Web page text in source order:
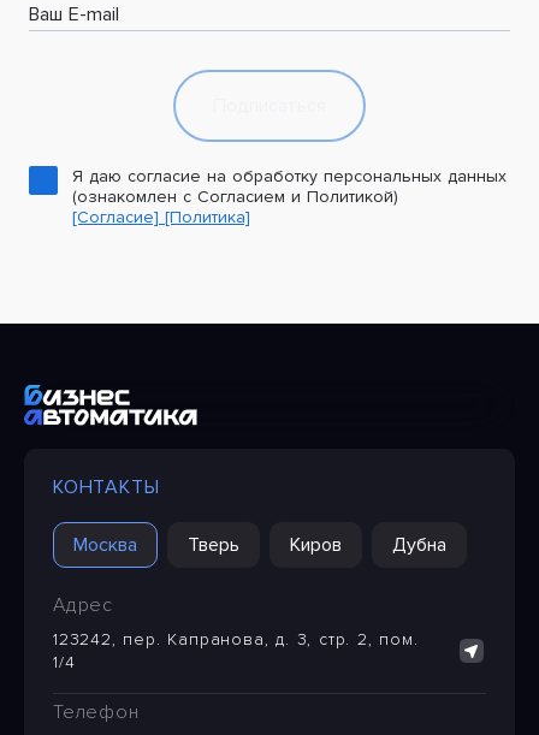
Ваш E-mail
Я даю согласие на обработку персональных данных
(ознакомлен с Согласием и Политикой)
[Согласие] [Политика]
КОНТАКТЫ
Москва Тверь Киров Дубна
Адрес
123242, пер. Капранова, д. 3, стр. 2, пом.
1/4
Телефон